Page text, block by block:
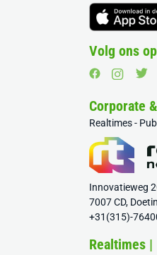
Volg ons
Corporate
Realtimes -
Innovatieweg
7007 CD,
+31(315)-
Realtimes